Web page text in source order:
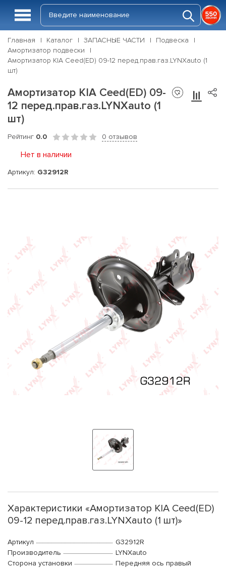
Главная Каталог ЗАПАСНЫЕ ЧАСТИ
Подвеска
Амортизатор подвески
Амортизатор KIA Ceed(ED) 09-12 перед.прав.газ.LYNXauto (1
шт)
Амортизатор KIA Ceed(ED) 09-
12 перед.прав.газ.LYNXauto (1
шт)
Рейтинг 0.0 0 отзывов
Нет в наличии
Артикул: G32912R
Характеристики «Амортизатор KIA Ceed(ED)
09-12 перед.прав.газ.LYNXauto (1 шт)»
Артикул
G32912R
Производитель
LYNXauto
Сторона установки
Передняя ось правый